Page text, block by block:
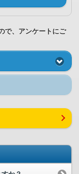
で、アンケートにご